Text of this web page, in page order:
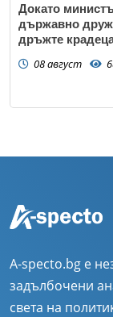
Докато
държавно
дръжте
08 август
A-specto.bg е
задълбочени
света на